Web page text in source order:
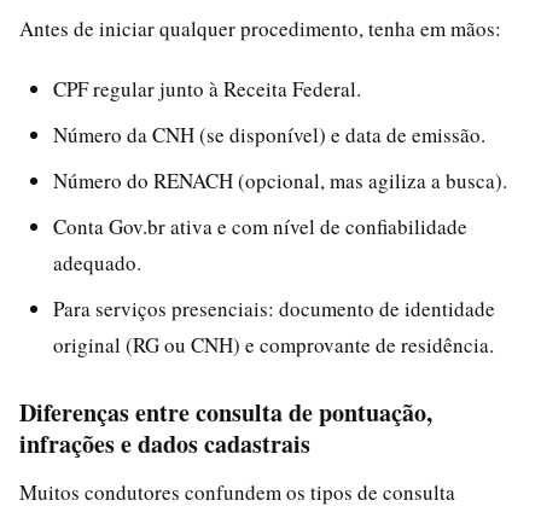
Antes de iniciar qualquer procedimento, tenha em mãos:
CPF regular junto à Receita Federal.
Número da CNH (se disponível) e data de emissão.
Número do RENACH (opcional, mas agiliza a busca).
Conta Gov.br ativa e com nível de confiabilidade
adequado.
Para serviços presenciais: documento de identidade
original (RG ou CNH) e comprovante de residência.
Diferenças entre consulta de pontuação,
infrações e dados cadastrais
Muitos condutores confundem os tipos de consulta